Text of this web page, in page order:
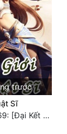
trước
Sĩ
Chương 2169: [Đại Kết cục] (2)